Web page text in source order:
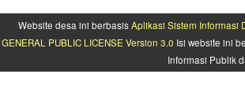
Website desa ini berbasisAplikasi Sistem Informasi
GENERAL PUBLIC LICENSE Version 3.0 Isi website ini
Informasi Publik